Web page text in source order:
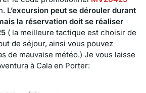
L’excursion peut se dérouler durant
la réservation doit se réaliser
( la meilleure tactique est choisir de
de séjour, ainsi vous pouvez
de mauvaise météo.) Je vous laisse
à Cala en Porter: